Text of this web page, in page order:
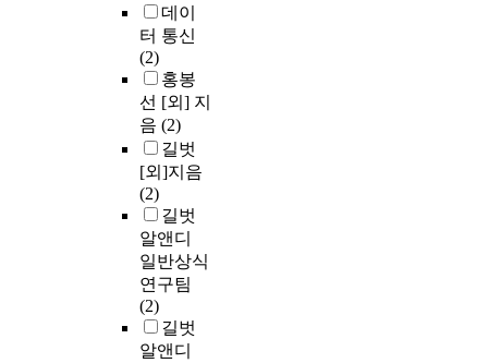
데이
터 통신
(2)
홍봉
선 [외] 지
음 (2)
길벗
[외]지음
(2)
길벗
알앤디
일반상식
연구팀
(2)
길벗
알앤디